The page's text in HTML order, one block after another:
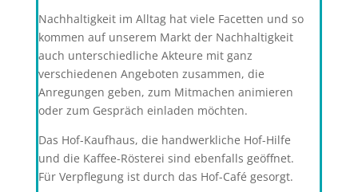
Nachhaltigkeit im Alltag hat viele Facetten und so
kommen auf unserem Markt der Nachhaltigkeit
auch unterschiedliche Akteure mit ganz
verschiedenen Angeboten zusammen, die
Anregungen geben, zum Mitmachen animieren
oder zum Gespräch einladen möchten.
Das Hof-Kaufhaus, die handwerkliche Hof-Hilfe
und die Kaffee-Rösterei sind ebenfalls geöffnet.
Für Verpflegung ist durch das Hof-Café gesorgt.